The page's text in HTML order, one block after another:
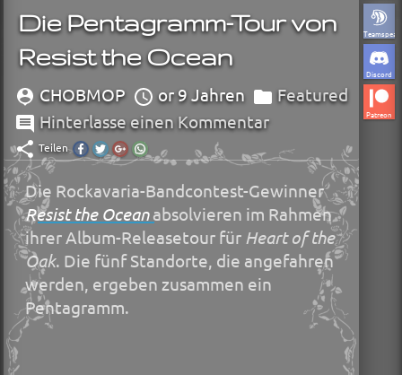
Teamspeak
Discord
Patreon
Die Pentagramm-Tour von
Resist the Ocean
CHOBMOP or 9 Jahren
Featured
Hinterlasse einen Kommentar
Teilen
Diesen
Beitrag
Facebook
teilen.
Diesen
Beitrag
Twitter
teilen.
Diesen
Beitrag
Google+
Diesen
Beitrag
Whatsapp
teilen.
Die Rockavaria-Bandcontest-Gewinner
Resist the Oceanabsolvieren im Rahmen
ihrer Album-Releasetour für Heart of the
Oak. Die fünf Standorte, die angefahren
werden, ergeben zusammen ein
Pentagramm.